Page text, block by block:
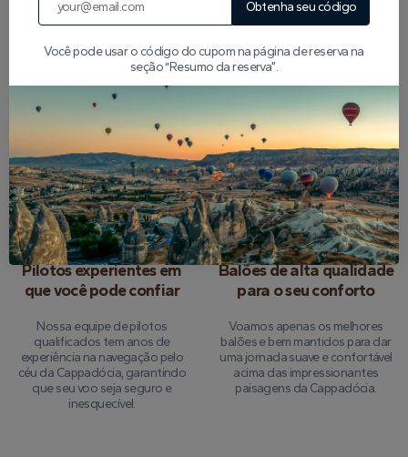
Por que nos escolher?
Garantia de devolução
do dinheiro de 24 horas
Oferecemos paz de espírito com
uma opção de reembolso total,
se você precisar cancelar até 24
horas antes do seu passeio.
Seguro de turismo
abrangente
Cada voo é totalmente
segurado, para que você possa
se concentrar em desfrutar da
experiência sem preocupações.
Pilotos experientes em
que você pode confiar
Nossa equipe de pilotos
qualificados tem anos de
experiência na navegação pelo
céu da Cappadócia, garantindo
que seu voo seja seguro e
inesquecível.
Balões de alta qualidade
para o seu conforto
Voamos apenas os melhores
balões e bem mantidos para dar
uma jornada suave e confortável
acima das impressionantes
paisagens da Cappadócia.
Obtenha seu código
Você pode usar o código do cupom na página de reserva na
seção “Resumo da reserva”.